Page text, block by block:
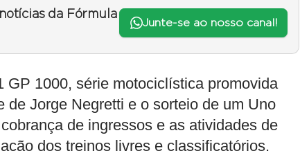
da Fórmula
Junte-se ao nosso canal!
GP 1000, série motociclística promovida
de Jorge Negretti e o sorteio de um Uno
de ingressos e as atividades de
dos treinos livres e classificatórios.